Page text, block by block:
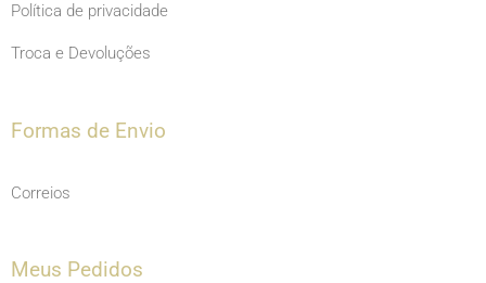
Política de privacidade
Troca e Devoluções
Formas de Envio
Correios
Meus Pedidos